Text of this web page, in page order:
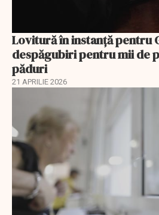
Lovitură în instanță pentru
despăgubiri pentru mii de
păduri
21 APRILIE 2026